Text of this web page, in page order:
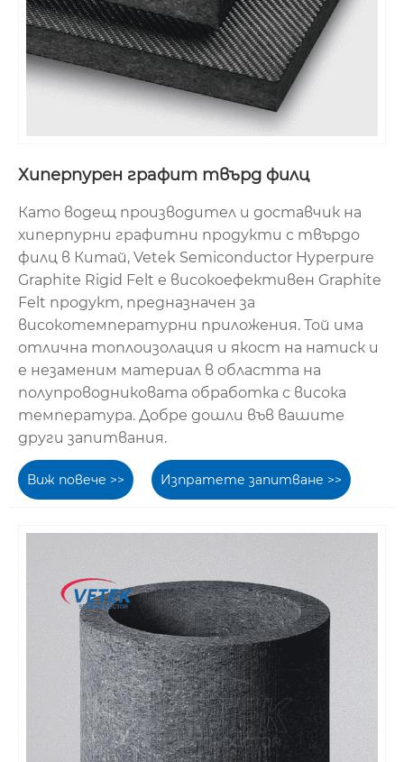
Хиперпурен графит твърд филц
Като водещ производител и доставчик на
хиперпурни графитни продукти с твърдо
филц в Китай, Vetek Semiconductor Hyperpure
Graphite Rigid Felt е високоефективен Graphite
Felt продукт, предназначен за
високотемпературни приложения. Той има
отлична топлоизолация и якост на натиск и
е незаменим материал в областта на
полупроводниковата обработка с висока
температура. Добре дошли във вашите
други запитвания.
Виж повече >> Изпратете запитване >>